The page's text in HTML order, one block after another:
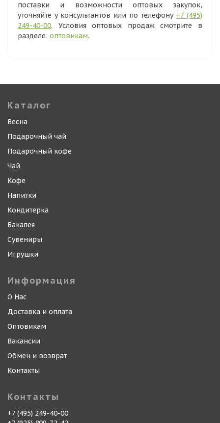
поставки и возможности оптовых закупок,
уточняйте у консультантов или по телефону +7 (495)
249-40-00. Условия оптовых продаж смотрите в
разделе: оптовикам.
Каталог
Весна
Подарочный чай
Подарочный кофе
Чай
Кофе
Напитки
Кондитерка
Бакалея
Сувениры
Игрушки
Информация
О Нас
Доставка и оплата
Оптовикам
Вакансии
Обмен и возврат
Контакты
Контакты
+7 (495) 249-40-00